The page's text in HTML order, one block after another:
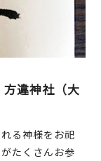
違神社（大
る神様をお祀
たくさんお参